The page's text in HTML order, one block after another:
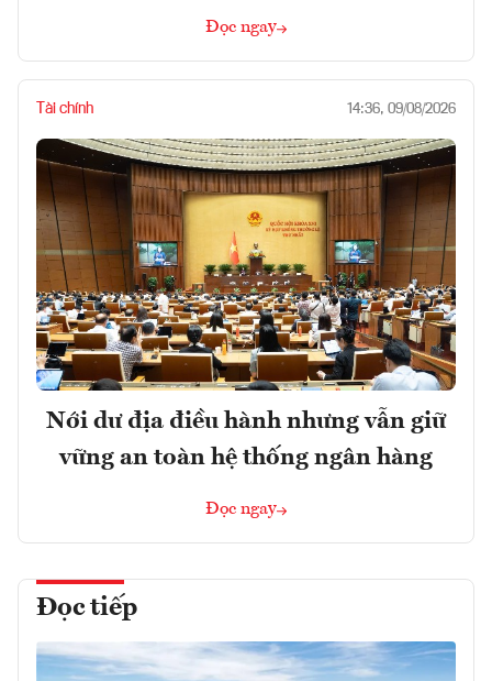
Đọc ngay
Tài chính 14:36, 09/08/2026
Nới dư địa điều hành nhưng vẫn giữ
vững an toàn hệ thống ngân hàng
Đọc ngay
Đọc tiếp